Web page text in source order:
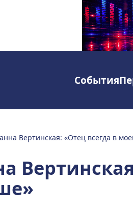
События
Вертинская: «Отец всегда в